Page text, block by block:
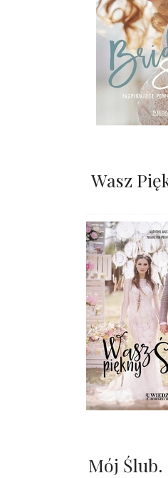
Wasz
Mój